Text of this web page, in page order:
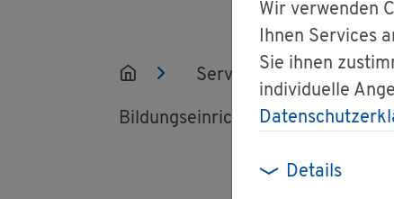
Wir verwenden
Ihnen Services
Sie ihnen
individuelle
Details
Ser­vice
Bil­dungs­ein­rich­tung nach dem